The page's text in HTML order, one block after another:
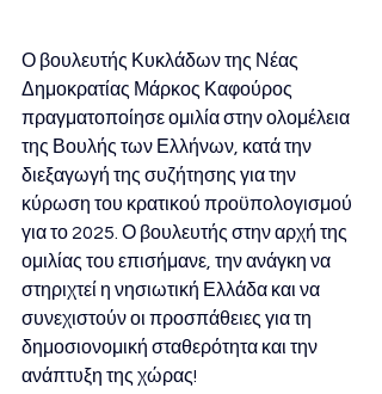
Ο βουλευτής Κυκλάδων της Νέας
Δημοκρατίας Μάρκος Καφούρος
πραγματοποίησε ομιλία στην ολομέλεια
της Βουλής των Ελλήνων, κατά την
διεξαγωγή της συζήτησης για την
κύρωση του κρατικού προϋπολογισμού
για το 2025. Ο βουλευτής στην αρχή της
ομιλίας του επισήμανε, την ανάγκη να
στηριχτεί η νησιωτική Ελλάδα και να
συνεχιστούν οι προσπάθειες για τη
δημοσιονομική σταθερότητα και την
ανάπτυξη της χώρας!